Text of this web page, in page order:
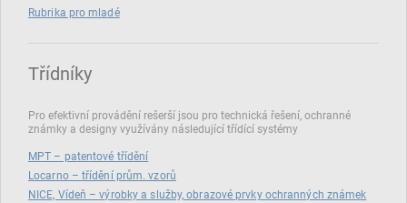
Rubrika pro mladé
Třídníky
Pro efektivní provádění rešerší jsou pro technická řešení, ochranné
známky a designy využívány následující třídící systémy
MPT – patentové třídění
Locarno – třídění prům. vzorů
NICE, Vídeň – výrobky a služby, obrazové prvky ochranných známek